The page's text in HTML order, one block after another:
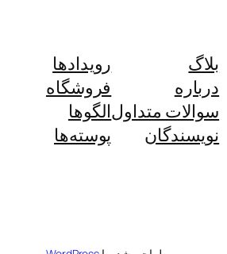
بلاگ
درباره
سوالات متداول
نویسندگان
رویدادها
فروشگاه
الگوها
پوسته‌ها